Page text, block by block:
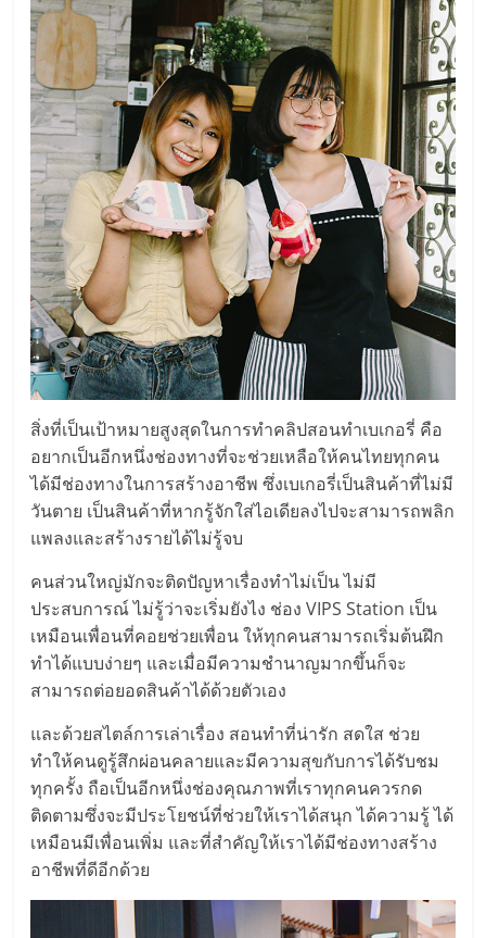
สิ่งที่เป็นเป้าหมายสูงสุดในการทำคลิปสอนทำเบเกอรี่ คือ
อยากเป็นอีกหนึ่งช่องทางที่จะช่วยเหลือให้คนไทยทุกคน
ได้มีช่องทางในการสร้างอาชีพ ซึ่งเบเกอรี่เป็นสินค้าที่ไม่มี
วันตาย เป็นสินค้าที่หากรู้จักใส่ไอเดียลงไปจะสามารถพลิก
แพลงและสร้างรายได้ไม่รู้จบ
คนส่วนใหญ่มักจะติดปัญหาเรื่องทำไม่เป็น ไม่มี
ประสบการณ์ ไม่รู้ว่าจะเริ่มยังไง ช่อง VIPS Station เป็น
เหมือนเพื่อนที่คอยช่วยเพื่อน ให้ทุกคนสามารถเริ่มต้นฝึก
ทำได้แบบง่ายๆ และเมื่อมีความชำนาญมากขึ้นก็จะ
สามารถต่อยอดสินค้าได้ด้วยตัวเอง
และด้วยสไตล์การเล่าเรื่อง สอนทำที่น่ารัก สดใส ช่วย
ทำให้คนดูรู้สึกผ่อนคลายและมีความสุขกับการได้รับชม
ทุกครั้ง ถือเป็นอีกหนึ่งช่องคุณภาพที่เราทุกคนควรกด
ติดตามซึ่งจะมีประโยชน์ที่ช่วยให้เราได้สนุก ได้ความรู้ ได้
เหมือนมีเพื่อนเพิ่ม และที่สำคัญให้เราได้มีช่องทางสร้าง
อาชีพที่ดีอีกด้วย